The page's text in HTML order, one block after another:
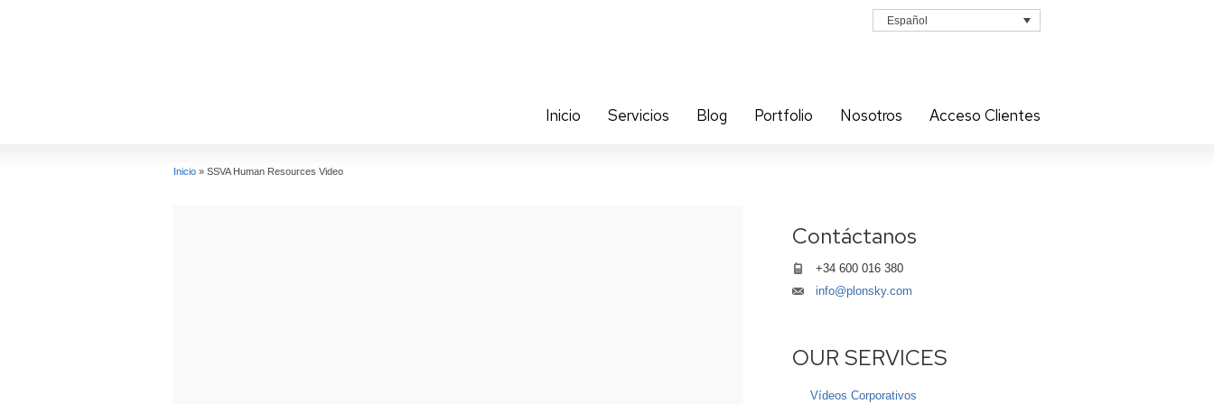
Español
Inicio Servicios Blog Portfolio Nosotros Acceso Clientes
Inicio » SSVA Human Resources Video
Contáctanos
+34 600 016 380
info@plonsky.com
OUR SERVICES
Vídeos Corporativos